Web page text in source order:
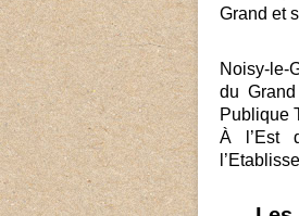
Grand et
Noisy-le-
du
Publique
À l’Est